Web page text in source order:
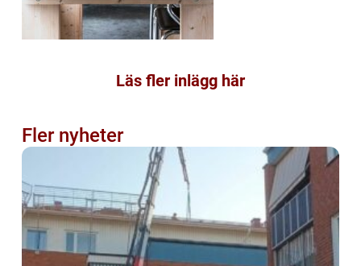
Läs fler inlägg här
Fler nyheter